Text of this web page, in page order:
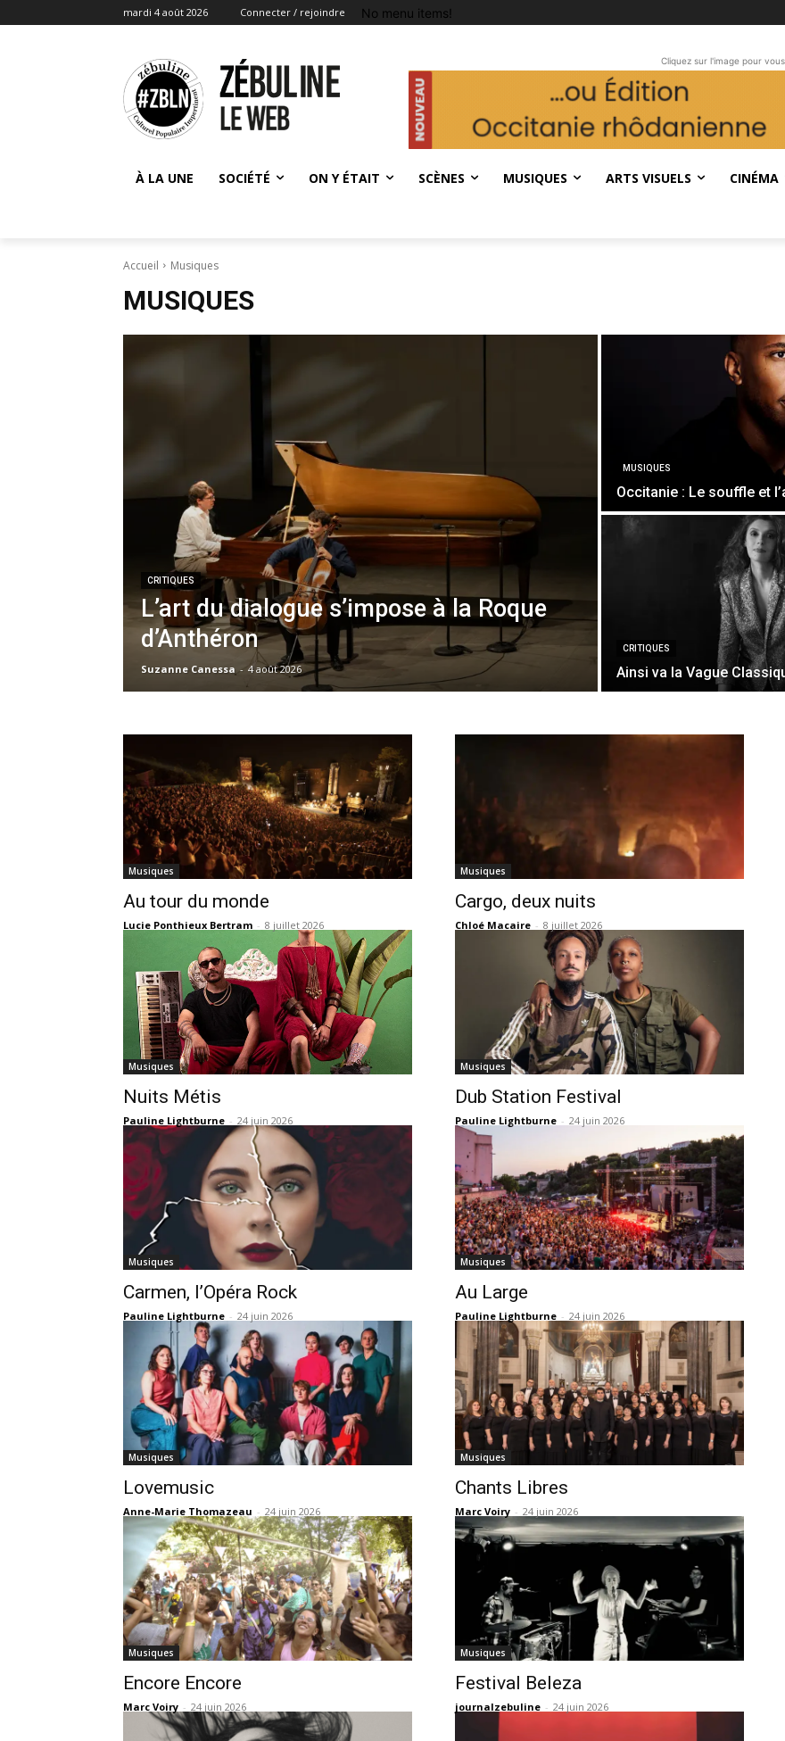
mardi 4 août 2026 Connecter / rejoindre No menu items!
Cliquez sur l'image pour
À LA UNE SOCIÉTÉ ON Y ÉTAIT SCÈNES MUSIQUES ARTS VISUELS CINÉMA
Accueil Musiques
MUSIQUES
CRITIQUES
L’art du dialogue s’impose à la Roque
d’Anthéron
Suzanne Canessa - 4 août 2026
MUSIQUES
Occitanie : Le souffle et
CRITIQUES
Ainsi va la Vague
Musiques
Au tour du monde
Lucie Ponthieux Bertram - 8 juillet 2026
Musiques
Cargo, deux nuits
Chloé Macaire - 8 juillet 2026
Musiques
Nuits Métis
Pauline Lightburne - 24 juin 2026
Musiques
Dub Station Festival
Pauline Lightburne - 24 juin 2026
Musiques
Carmen, l’Opéra Rock
Pauline Lightburne - 24 juin 2026
Musiques
Au Large
Pauline Lightburne - 24 juin 2026
Musiques
Lovemusic
Anne-Marie Thomazeau - 24 juin 2026
Musiques
Chants Libres
Marc Voiry - 24 juin 2026
Musiques
Encore Encore
Marc Voiry - 24 juin 2026
Musiques
Festival Beleza
journalzebuline - 24 juin 2026